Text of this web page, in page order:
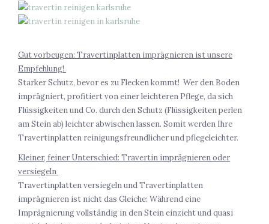
Gut vorbeugen: Travertinplatten imprägnieren ist unsere
Empfehlung!
Starker Schutz, bevor es zu Flecken kommt! Wer den Boden
imprägniert, profitiert von einer leichteren Pflege, da sich
Flüssigkeiten und Co. durch den Schutz (Flüssigkeiten perlen
am Stein ab) leichter abwischen lassen. Somit werden Ihre
Travertinplatten reinigungsfreundlicher und pflegeleichter.
Kleiner, feiner Unterschied: Travertin imprägnieren oder
versiegeln
Travertinplatten versiegeln und Travertinplatten
imprägnieren ist nicht das Gleiche: Während eine
Imprägnierung vollständig in den Stein einzieht und quasi